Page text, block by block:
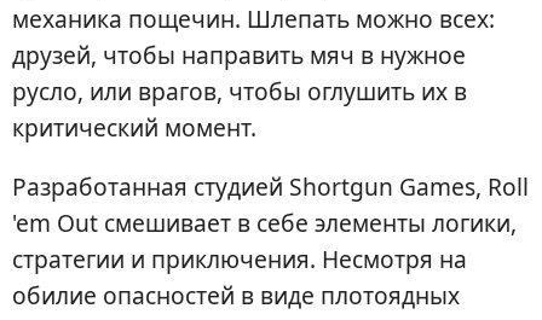
механика пощечин. Шлепать можно всех:
друзей, чтобы направить мяч в нужное
русло, или врагов, чтобы оглушить их в
критический момент.
Разработанная студией Shortgun Games, Roll
'em Out смешивает в себе элементы логики,
стратегии и приключения. Несмотря на
обилие опасностей в виде плотоядных